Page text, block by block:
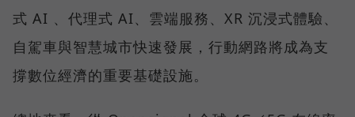
式 AI 、代理式 AI、雲端服務、XR 沉浸式體驗、
自駕車與智慧城市快速發展，行動網路將成為支
撐數位經濟的重要基礎設施。